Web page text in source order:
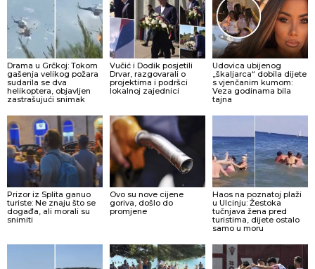
Drama u Grčkoj: Tokom
gašenja velikog požara
sudarila se dva
helikoptera, objavljen
zastrašujući snimak
Vučić i Dodik posjetili
Drvar, razgovarali o
projektima i podršci
lokalnoj zajednici
Udovica ubijenog
„škaljarca“ dobila dijete
s vjenčanim kumom:
Veza godinama bila
tajna
Prizor iz Splita ganuo
turiste: Ne znaju što se
događa, ali morali su
snimiti
Ovo su nove cijene
goriva, došlo do
promjene
Haos na poznatoj plaži
u Ulcinju: Žestoka
tučnjava žena pred
turistima, dijete ostalo
samo u moru